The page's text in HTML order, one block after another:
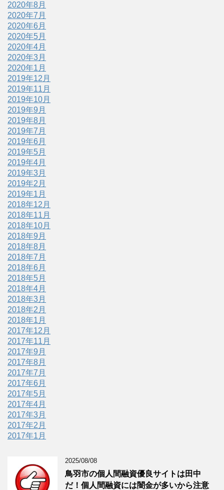
2020年8月
2020年7月
2020年6月
2020年5月
2020年4月
2020年3月
2020年1月
2019年12月
2019年11月
2019年10月
2019年9月
2019年8月
2019年7月
2019年6月
2019年5月
2019年4月
2019年3月
2019年2月
2019年1月
2018年12月
2018年11月
2018年10月
2018年9月
2018年8月
2018年7月
2018年6月
2018年5月
2018年4月
2018年3月
2018年2月
2018年1月
2017年12月
2017年11月
2017年9月
2017年8月
2017年7月
2017年6月
2017年5月
2017年4月
2017年3月
2017年2月
2017年1月
2025/08/08
鳥羽市の個人間融資優良サイトは田中
だ！個人間融資には闇金が多いから注意